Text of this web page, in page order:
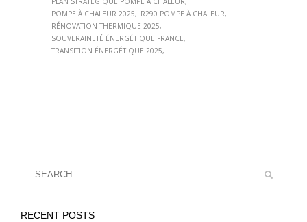
POMPE À CHALEUR 2025
R290 POMPE À CHALEUR
RÉNOVATION THERMIQUE 2025
SOUVERAINETÉ ÉNERGÉTIQUE FRANCE
TRANSITION ÉNERGÉTIQUE 2025
RECENT POSTS